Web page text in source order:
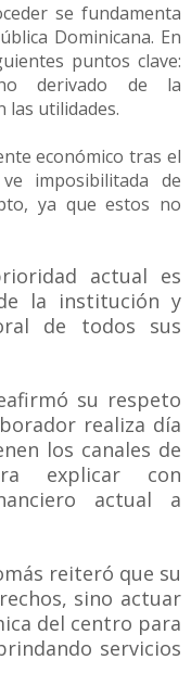
se fundamenta
Dominicana. En
puntos clave:
derivado de la
las utilidades.
económico tras el
imposibilitada de
ya que estos no
actual es
la institución y
de todos sus
su respeto
realiza día
los canales de
explicar con
actual a
reiteró que su
sino actuar
del centro para
servicios